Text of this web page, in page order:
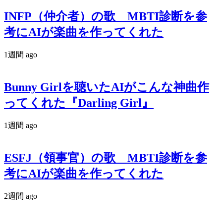
INFP（仲介者）の歌 MBTI診断を参
考にAIが楽曲を作ってくれた
1週間 ago
Bunny Girlを聴いたAIがこんな神曲作
ってくれた『Darling Girl』
1週間 ago
ESFJ（領事官）の歌 MBTI診断を参
考にAIが楽曲を作ってくれた
2週間 ago